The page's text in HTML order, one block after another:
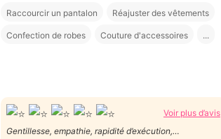
Raccourcir un pantalon Réajuster des vêtements
Confection de robes Couture d'accessoires ...
Voir plus d’avis
Gentillesse, empathie, rapidité d’exécution,